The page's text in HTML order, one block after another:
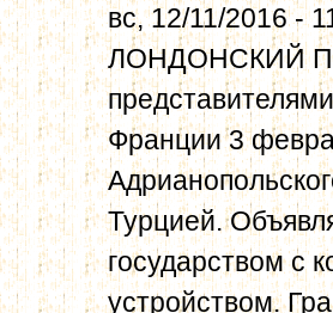
вс, 12/11/2016 -
ЛОНДОНСКИЙ
Франции 3
Турцией.
государством с
устройством.